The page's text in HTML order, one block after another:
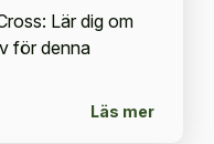
Lär dig om
för denna
Läs mer